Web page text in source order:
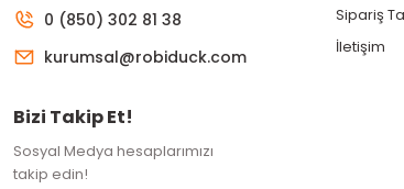
0 (850) 302 81 38
kurumsal@robiduck.com
Bizi Takip Et!
Sosyal Medya hesaplarımızı
takip edin!
Sipariş
İletişim